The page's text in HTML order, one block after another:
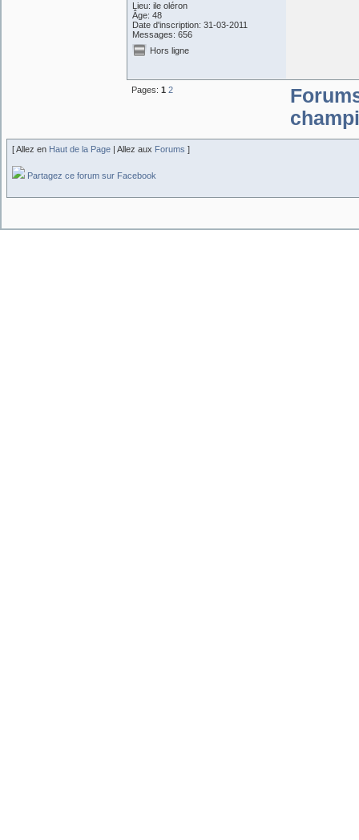
Lieu: ile oléron
Âge: 48
Date d'inscription: 31-03-2011
Messages: 656
Hors ligne
Pages: 1 2
[ Allez en Haut de la Page | Allez aux Forums ]
Partagez ce forum sur Facebook